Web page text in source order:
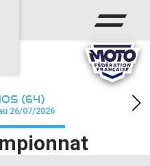
(64)
26/07/2026